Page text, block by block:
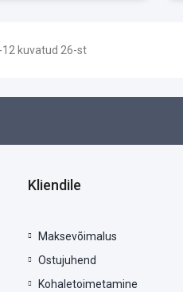
12 kuvatud 26-st
Kliendile
Maksevõimalus
Ostujuhend
Kohaletoimetamine